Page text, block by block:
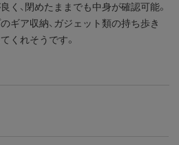
く、閉めたままでも中身が確認可能。
ギア収納、ガジェット類の持ち歩き
くれそうです。